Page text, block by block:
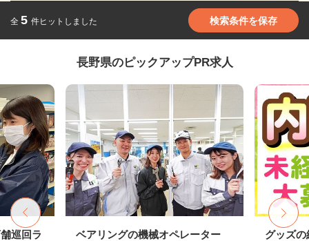
全 5 件ヒットしました 検索条件を保存
長野県のピックアップPR求人
巡回ラ ベアリングの機械オペレーター
グッズ